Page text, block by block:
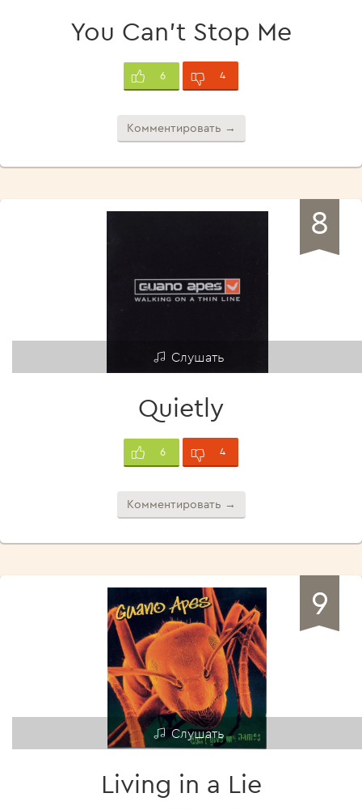
You Can't Stop Me
6 4
Комментировать →
8
Слушать
Quietly
6 4
Комментировать →
9
Слушать
Living in a Lie